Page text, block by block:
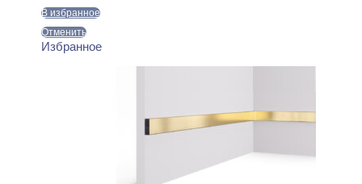
В избранное
Отменить
Избранное